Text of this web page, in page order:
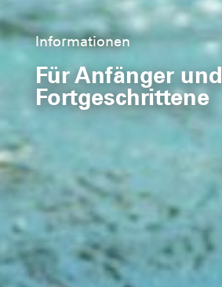
Informationen
Für Anfänger und
Fortgeschrittene